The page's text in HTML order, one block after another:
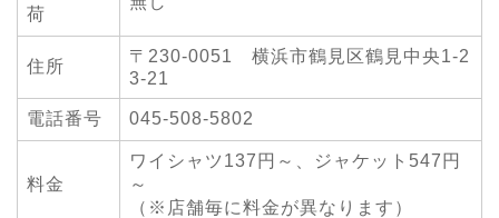
荷
住所
〒230-0051 横浜市鶴見区鶴見中央1-2
3-21
電話番号 045-508-5802
料金
ワイシャツ137円～、ジャケット547円
～
（※店舗毎に料金が異なります）